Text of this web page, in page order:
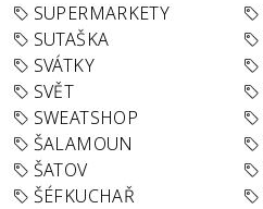
SUPERMARKETY
SUTAŠKA
SVÁTKY
SVĚT
SWEATSHOP
ŠALAMOUN
ŠATOV
ŠÉFKUCHAŘ